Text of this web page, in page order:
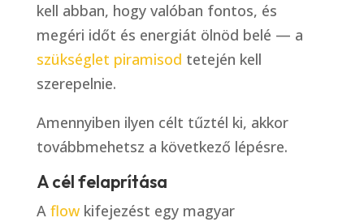
kell abban, hogy valóban fontos, és
megéri időt és energiát ölnöd belé — a
szükséglet piramisod tetején kell
szerepelnie.
Amennyiben ilyen célt tűztél ki, akkor
továbbmehetsz a következő lépésre.
A cél felaprítása
A flowkifejezést egy magyar